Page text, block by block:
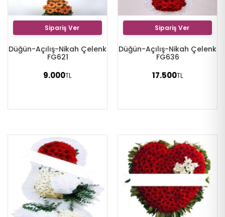
Sipariş Ver
Düğün-Açılış-Nikah Çelenk
FG621
9.000TL
Sipariş Ver
Düğün-Açılış-Nikah Çelenk
FG636
17.500TL